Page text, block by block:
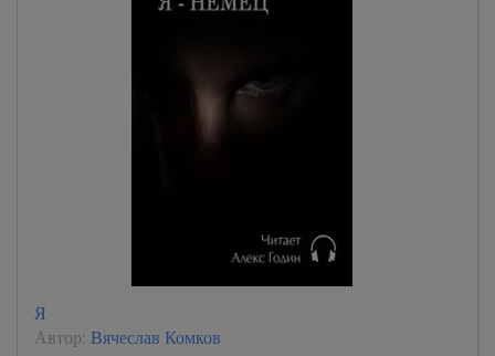
Я
Автор: Вячеслав Комков